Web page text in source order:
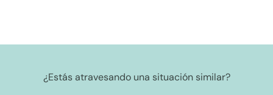
¿Estás atravesando una situación similar?